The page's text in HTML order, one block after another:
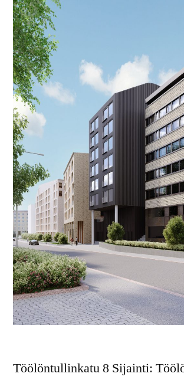
Töölöntullinkatu 8 Sijainti: